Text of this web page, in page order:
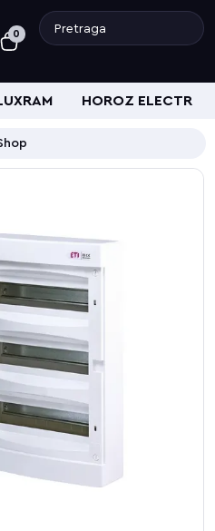
0
HOROZ ELECTRIC